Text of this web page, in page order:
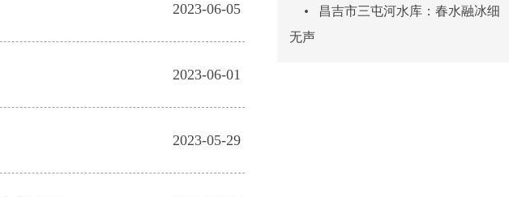
2023-06-05
2023-06-01
2023-05-29
•
昌吉市三屯河水库：春水融冰细
无声